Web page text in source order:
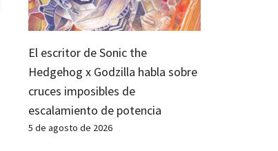
El escritor de Sonic the
Hedgehog x Godzilla habla sobre
cruces imposibles de
escalamiento de potencia
5 de agosto de 2026